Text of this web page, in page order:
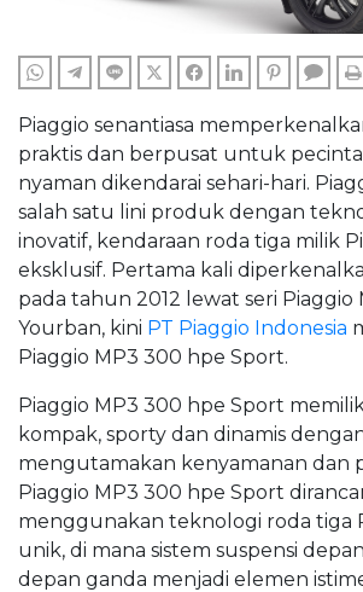
WHATSAPPTELEGRAM
LINE TWITTERFACEBOOKLINKEDINPINTEREST
Piaggio senantiasa
praktis dan berpusat untuk
nyaman dikendarai sehari-hari.
salah satu lini produk dengan
inovatif, kendaraan roda tiga milik
eksklusif. Pertama kali
pada tahun 2012 lewat seri Piaggio
Yourban, kini PT Piaggio Indonesia
Piaggio MP3 300 hpe Sport.
Piaggio MP3 300 hpe Sport
kompak, sporty dan dinamis
mengutamakan kenyamanan dan
Piaggio MP3 300 hpe Sport
menggunakan teknologi roda tiga
unik, di mana sistem suspensi
depan ganda menjadi elemen